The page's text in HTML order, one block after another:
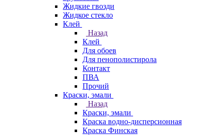
Жидкие гвозди
Жидкое стекло
Клей
Назад
Клей
Для обоев
Для пенополистирола
Контакт
ПВА
Прочий
Краски, эмали
Назад
Краски, эмали
Краска водно-дисперсионная
Краска Финская